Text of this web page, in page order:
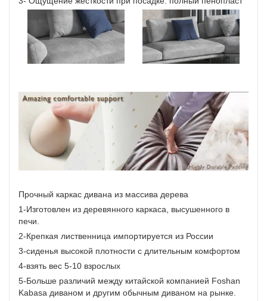
Прочный каркас дивана из массива дерева
1-Изготовлен из деревянного каркаса, высушенного в
печи.
2-Крепкая лиственница импортируется из России
3-сиденья высокой плотности с длительным комфортом
4-взять вес 5-10 взрослых
5-Больше различий между китайской компанией Foshan
Kabasa диваном и другим обычным диваном на рынке.